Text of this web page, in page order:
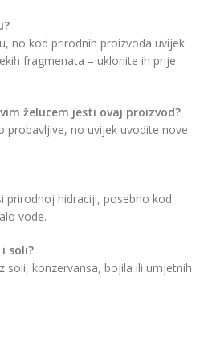
no kod prirodnih proizvoda uvijek
fragmenata – uklonite ih prije
želucem jesti ovaj proizvod?
probavljive, no uvijek uvodite nove
prirodnoj hidraciji, posebno kod
vode.
soli?
soli, konzervansa, bojila ili umjetnih